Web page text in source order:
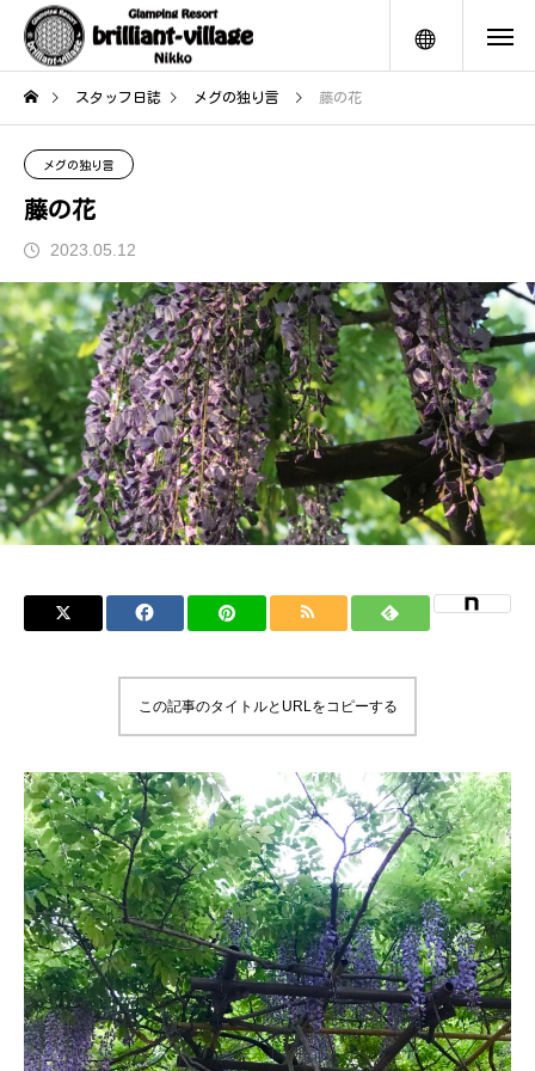
メニュー
スタッフ日誌 メグの独り言 藤の花
メグの独り言
藤の花
2023.05.12
この記事のタイトルとURLをコピーする